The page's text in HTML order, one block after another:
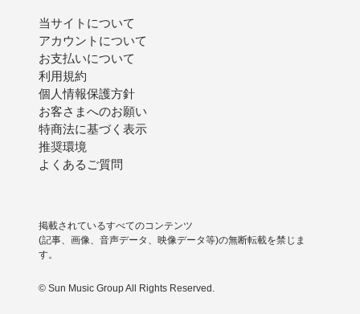
当サイトについて
アカウントについて
お支払いについて
利用規約
個人情報保護方針
お客さまへのお願い
特商法に基づく表示
推奨環境
よくあるご質問
掲載されているすべてのコンテンツ
(記事、画像、音声データ、映像データ等)の無断転載を禁じま
す。
© Sun Music Group All Rights Reserved.